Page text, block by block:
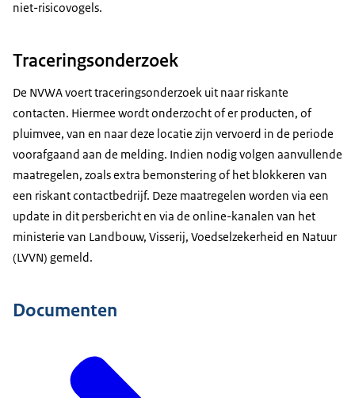
niet-risicovogels.
Traceringsonderzoek
De NVWA voert traceringsonderzoek uit naar riskante
contacten. Hiermee wordt onderzocht of er producten, of
pluimvee, van en naar deze locatie zijn vervoerd in de periode
voorafgaand aan de melding. Indien nodig volgen aanvullende
maatregelen, zoals extra bemonstering of het blokkeren van
een riskant contactbedrijf. Deze maatregelen worden via een
update in dit persbericht en via de online-kanalen van het
ministerie van Landbouw, Visserij, Voedselzekerheid en Natuur
(LVVN) gemeld.
Documenten